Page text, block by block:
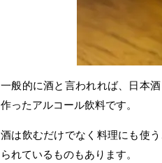
一般的に酒と言われれば、日本
作ったアルコール飲料です。
酒は飲むだけでなく料理にも使
られているものもあります。